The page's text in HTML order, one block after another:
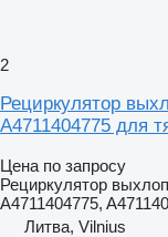
2
Рециркулятор
A4711404775 для
Цена по запросу
Рециркулятор
A4711404775,
Литва, Vilnius